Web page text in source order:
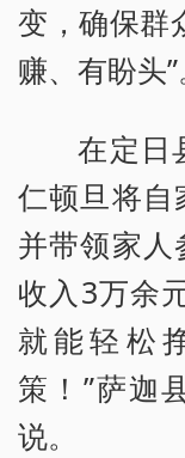
变，确保群
赚、有盼头”
在定日
仁顿旦将自
并带领家人
收入3万余
就能轻松
策！”萨迦
说。